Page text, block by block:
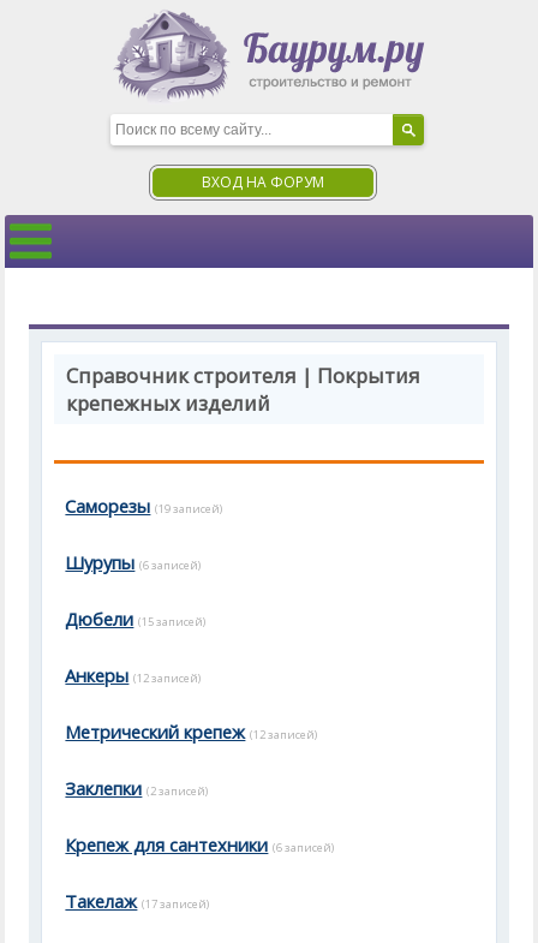
ВХОД НА ФОРУМ
Справочник строителя | Покрытия
крепежных изделий
Саморезы (19 записей)
Шурупы (6 записей)
Дюбели (15 записей)
Анкеры (12 записей)
Метрический крепеж (12 записей)
Заклепки (2 записей)
Крепеж для сантехники (6 записей)
Такелаж (17 записей)